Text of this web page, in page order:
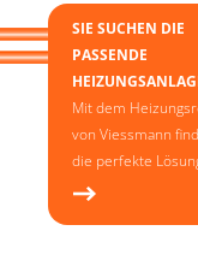
SIE SUCHEN DIE
PASSENDE
Mit dem
von Viessmann
die perfekte